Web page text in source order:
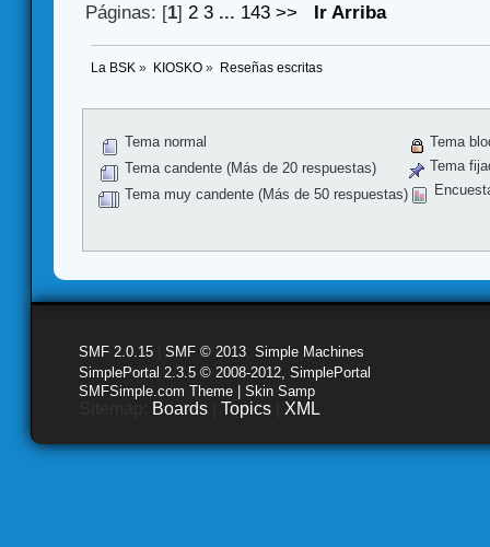
Páginas: [1] 2 3 ... 143 >> Ir Arriba
La BSK » KIOSKO» Reseñas escritas
Tema normal
Tema candente (Más de 20 respuestas)
Tema muy candente (Más de 50 respuestas)
Tema
Tema
SMF 2.0.15 SMF © 2013 Simple Machines
SimplePortal 2.3.5 © 2008-2012, SimplePortal
SMFSimple.com Theme | Skin Samp
Boards Topics XML